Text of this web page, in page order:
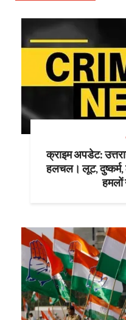
क्राइम अपडेट:
हलचल। लूट,
हमलों